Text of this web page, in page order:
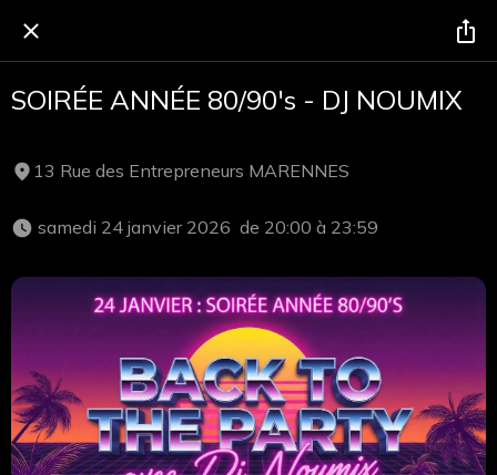
SOIRÉE ANNÉE 80/90's - DJ NOUMIX
13 Rue des Entrepreneurs MARENNES
samedi 24 janvier 2026  de 20:00 à 23:59